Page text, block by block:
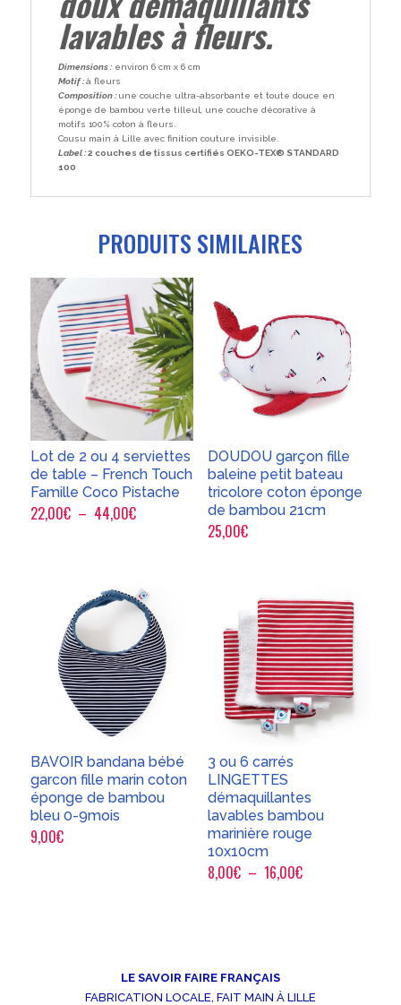
lavables à fleurs.
Dimensions :environ 6 cm x 6 cm
Motif :à fleurs
Composition : une couche ultra-absorbante et toute douce en
éponge de bambou verte tilleul, une couche décorative à
motifs 100% coton à fleurs.
Cousu main à Lille avec finition couture invisible.
Label :2 couches de tissus certifiés OEKO-TEX® STANDARD
100
PRODUITS SIMILAIRES
Lot de 2 ou 4 serviettes
de table – French Touch
Famille Coco Pistache
22,00€ – 44,00€Plage
à
44,00€
DOUDOU garçon fille
baleine petit bateau
tricolore coton éponge
de bambou 21cm
25,00€
BAVOIR bandana bébé
garcon fille marin coton
éponge de bambou
bleu 0-9mois
9,00€
3 ou 6 carrés
LINGETTES
démaquillantes
lavables bambou
marinière rouge
10x10cm
8,00€ – 16,00€Plage
16,00€
LE SAVOIR FAIRE FRANÇAIS
FABRICATION LOCALE, FAIT MAIN À LILLE